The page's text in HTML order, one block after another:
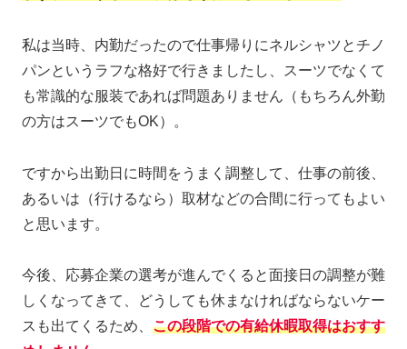
私は当時、内勤だったので仕事帰りにネルシャツとチノ
パンというラフな格好で行きましたし、スーツでなくて
も常識的な服装であれば問題ありません（もちろん外勤
の方はスーツでもOK）。
ですから出勤日に時間をうまく調整して、仕事の前後、
あるいは（行けるなら）取材などの合間に行ってもよい
と思います。
今後、応募企業の選考が進んでくると面接日の調整が難
しくなってきて、どうしても休まなければならないケー
スも出てくるため、 この段階での有給休暇取得はおすす